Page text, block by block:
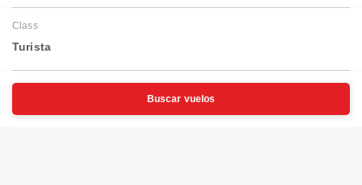
Class
Turista
Buscar vuelos